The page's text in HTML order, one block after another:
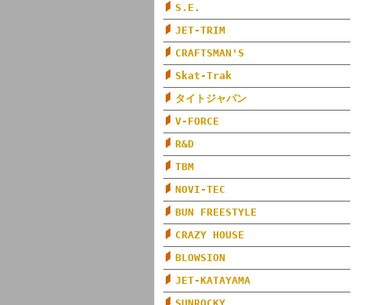
S.E.
JET-TRIM
CRAFTSMAN'S
Skat-Trak
タイトジャパン
V-FORCE
R&D
TBM
NOVI-TEC
BUN FREESTYLE
CRAZY HOUSE
BLOWSION
JET-KATAYAMA